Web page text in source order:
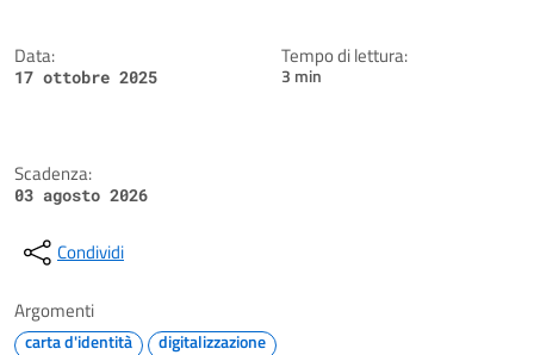
Data:
17 ottobre 2025
Tempo di lettura:
3 min
Scadenza:
03 agosto 2026
Condividi
Argomenti
carta d'identità digitalizzazione